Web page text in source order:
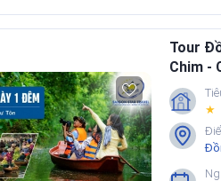
và tour riêng khác nhau ở điểm
trước khi đặt tour?
CHỌN TOUR PHÙ HỢP
Tour
Chim -
★